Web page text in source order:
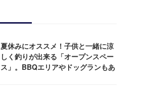
夏休みにオススメ！子供と一緒に涼
しく釣りが出来る「オープンスペー
ス」。BBQエリアやドッグランもあ